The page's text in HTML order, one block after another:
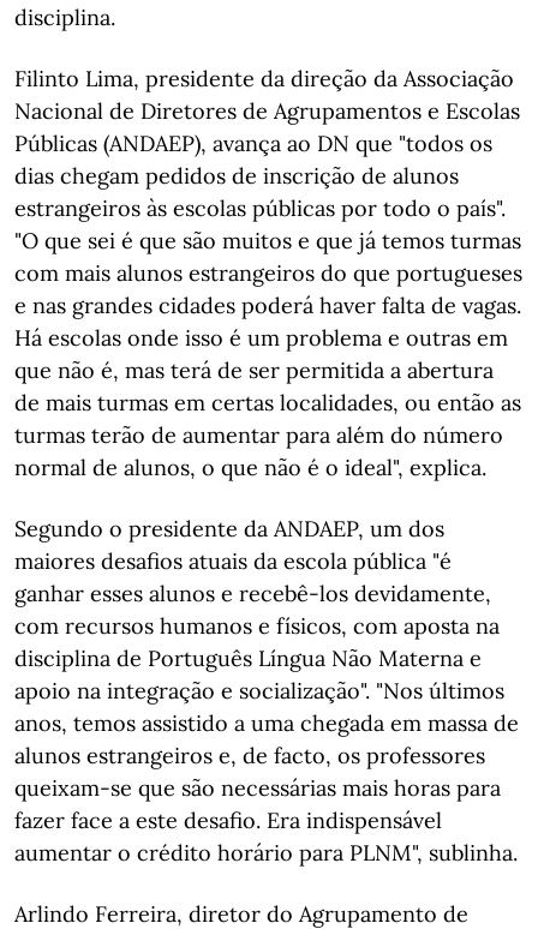
disciplina.
Filinto Lima, presidente da direção da Associação
Nacional de Diretores de Agrupamentos e Escolas
Públicas (ANDAEP), avança ao DN que "todos os
dias chegam pedidos de inscrição de alunos
estrangeiros às escolas públicas por todo o país".
"O que sei é que são muitos e que já temos turmas
com mais alunos estrangeiros do que portugueses
e nas grandes cidades poderá haver falta de vagas.
Há escolas onde isso é um problema e outras em
que não é, mas terá de ser permitida a abertura
de mais turmas em certas localidades, ou então as
turmas terão de aumentar para além do número
normal de alunos, o que não é o ideal", explica.
Segundo o presidente da ANDAEP, um dos
maiores desafios atuais da escola pública "é
ganhar esses alunos e recebê-los devidamente,
com recursos humanos e físicos, com aposta na
disciplina de Português Língua Não Materna e
apoio na integração e socialização". "Nos últimos
anos, temos assistido a uma chegada em massa de
alunos estrangeiros e, de facto, os professores
queixam-se que são necessárias mais horas para
fazer face a este desafio. Era indispensável
aumentar o crédito horário para PLNM", sublinha.
Arlindo Ferreira, diretor do Agrupamento de